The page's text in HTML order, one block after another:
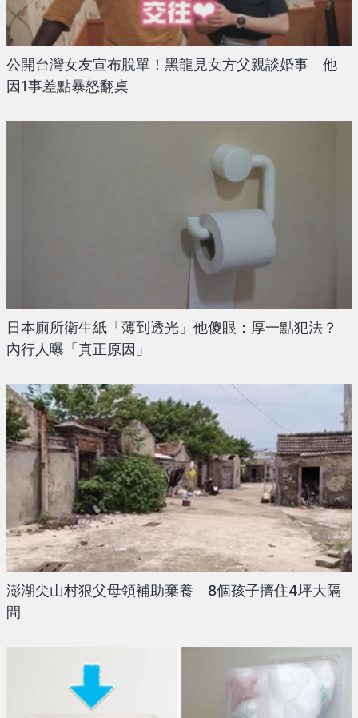
公開台灣女友宣布脫單！黑龍見女方父親談婚事 他
因1事差點暴怒翻桌
日本廁所衛生紙「薄到透光」他傻眼：厚一點犯法？
內行人曝「真正原因」
澎湖尖山村狠父母領補助棄養 8個孩子擠住4坪大隔
間